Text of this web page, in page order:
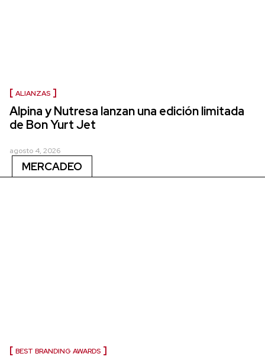
ALIANZAS
Alpina y Nutresa lanzan una edición limitada
de Bon Yurt Jet
agosto 4, 2026
MERCADEO
BEST BRANDING AWARDS